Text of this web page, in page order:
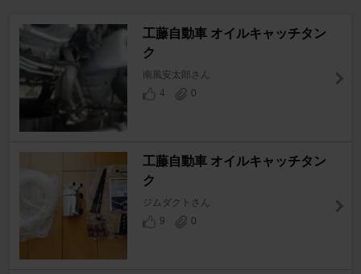
工藤自動車 オイルキャッチタン
ク
南風安太郎さん
4
0
工藤自動車 オイルキャッチタン
ク
ジムダクトさん
9
0